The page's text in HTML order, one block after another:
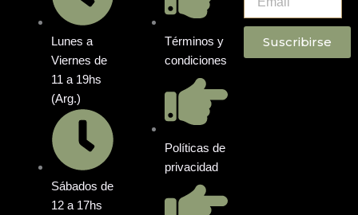
Lunes a
Viernes de
11 a 19hs
(Arg.)
Sábados de
12 a 17hs
Términos y
condiciones
Políticas de
privacidad
Suscribirse